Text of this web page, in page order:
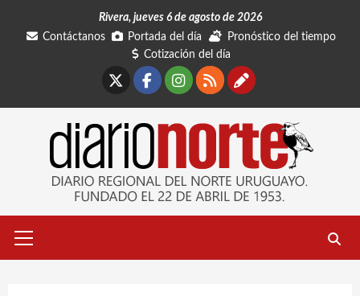
Rivera, jueves 6 de agosto de 2026
Contáctanos
Portada del día
Pronóstico del tiempo
Cotización del día
Facebook
Instagram
RSSContáctanos
primario